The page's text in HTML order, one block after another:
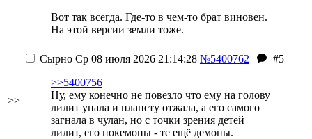
Вот так всегда. Где-то в чем-то брат виновен.
На этой версии земли тоже.
>>
Сырно Ср 08 июля 2026 21:14:28 №5400762
#5
>>5400756
Ну, ему конечно не повезло что ему на голову
лилит упала и планету отжала, а его самого
загнала в чулан, но с точки зрения детей
лилит, его покемоны - те ещё демоны.